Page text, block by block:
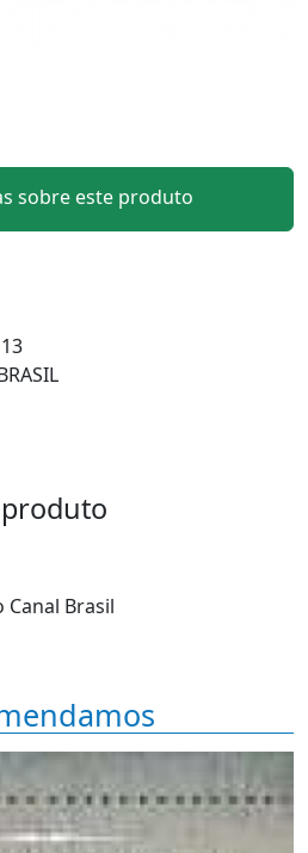
sobre este produto
Canal Brasil